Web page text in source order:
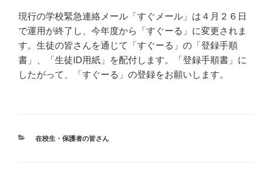
現行の学校緊急連絡メール「すぐメール」は４月２６日
で運用が終了し、今年度から「すぐーる」に変更されま
す。生徒の皆さんを通じて「すぐーる」の「登録手順
書」、「生徒ID用紙」を配付します。「登録手順書」に
したがって、「すぐーる」の登録をお願いします。
カ
在校生・保護者の皆さん